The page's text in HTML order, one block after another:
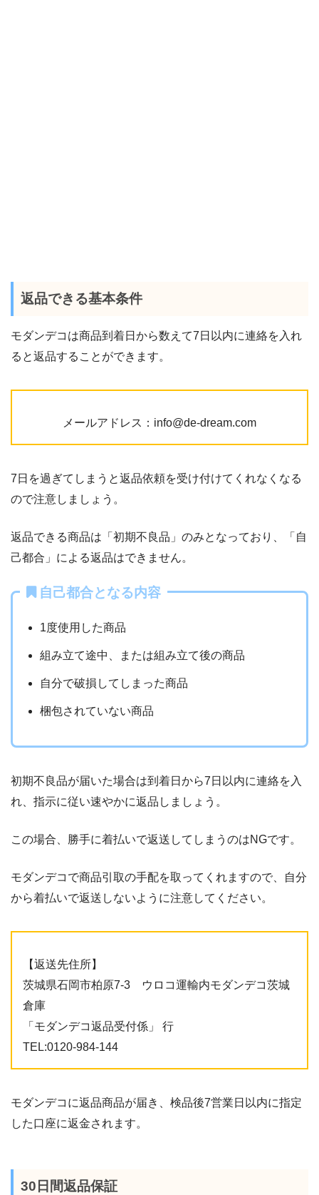
返品できる基本条件
モダンデコは商品到着日から数えて7日以内に連絡を入れ
ると返品することができます。
メールアドレス：info@de-dream.com
7日を過ぎてしまうと返品依頼を受け付けてくれなくなる
ので注意しましょう。
返品できる商品は「初期不良品」のみとなっており、「自
己都合」による返品はできません。
自己都合となる内容
1度使用した商品
組み立て途中、または組み立て後の商品
自分で破損してしまった商品
梱包されていない商品
初期不良品が届いた場合は到着日から7日以内に連絡を入
れ、指示に従い速やかに返品しましょう。
この場合、勝手に着払いで返送してしまうのはNGです。
モダンデコで商品引取の手配を取ってくれますので、自分
から着払いで返送しないように注意してください。
【返送先住所】
茨城県石岡市柏原7-3 ウロコ運輸内モダンデコ茨城
倉庫
「モダンデコ返品受付係」 行
TEL:0120-984-144
モダンデコに返品商品が届き、検品後7営業日以内に指定
した口座に返金されます。
30日間返品保証